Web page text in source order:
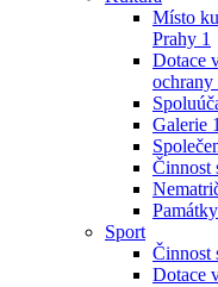
Místo
Prahy 1
Dotace
Galerie 1
Činnost
Sport
Činnost
Dotace